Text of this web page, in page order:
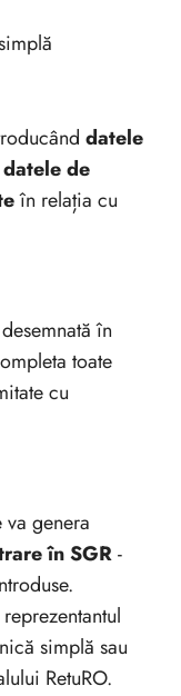
datele
datele de
în relația cu
în
toate
cu
genera
în SGR-
simplă sau
RetuRO.